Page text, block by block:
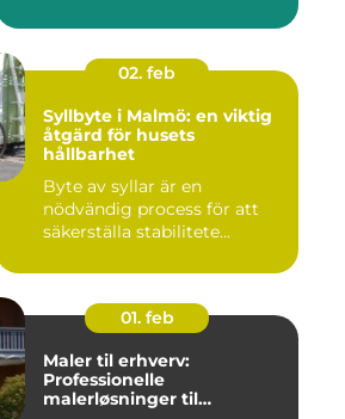
02. feb
Syllbyte i Malmö: en viktig
åtgärd för husets
hållbarhet
Byte av syllar är en
nödvändig process för att
säkerställa stabilitete...
01. feb
Maler til erhverv:
Professionelle
malerløsninger til